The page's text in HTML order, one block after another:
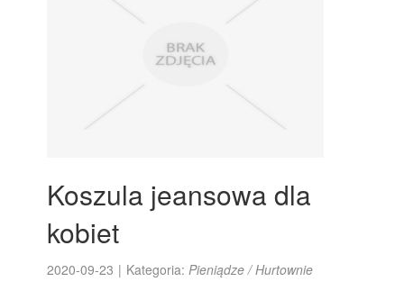
Koszula jeansowa dla
kobiet
2020-09-23 | Kategoria:Pieniądze / Hurtownie